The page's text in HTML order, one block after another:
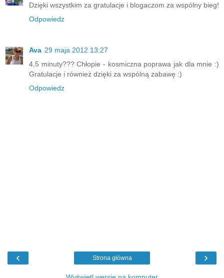
Dzięki wszystkim za gratulacje i blogaczom za wspólny bieg!
Odpowiedz
Ava 29 maja 2012 13:27
4,5 minuty??? Chłopie - kosmiczna poprawa jak dla mnie :)
Gratulacje i również dzięki za wspólną zabawę :)
Odpowiedz
‹ ›
Strona główna